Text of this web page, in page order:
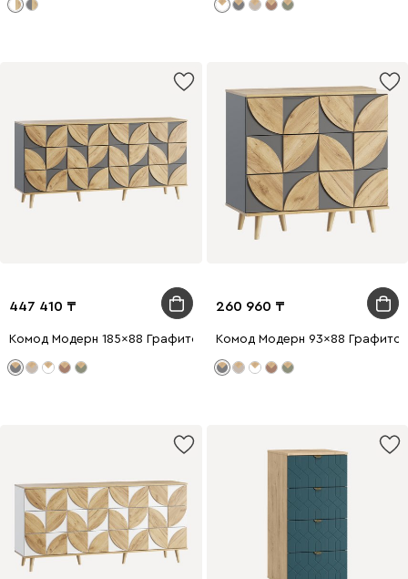
447 410
Комод Модерн 185x88 Графитовый
260 960
Комод Модерн 93x88